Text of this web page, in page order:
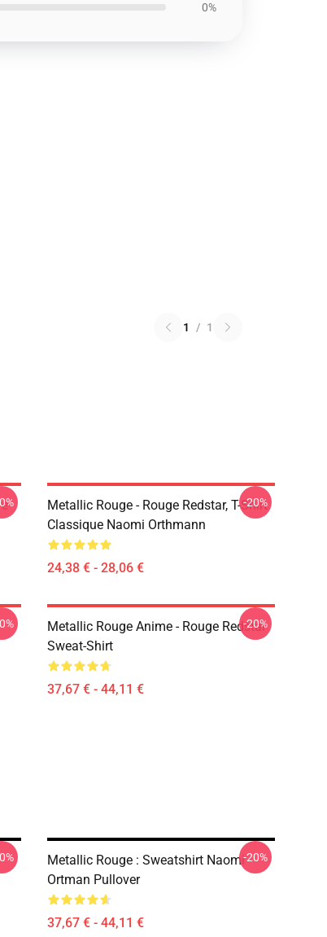
0%
1 / 1
Metallic Rouge - Rouge Redstar, T-Shirt
Classique Naomi Orthmann
24,38 € - 28,06 €
-20%
Metallic Rouge Anime - Rouge Redstar
Sweat-Shirt
37,67 € - 44,11 €
-20%
Metallic Rouge : Sweatshirt Naomi
Ortman Pullover
37,67 € - 44,11 €
-20%